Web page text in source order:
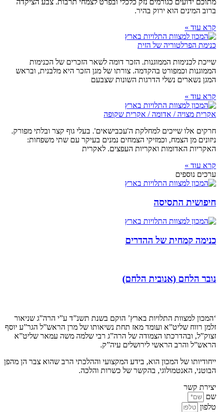
מתוכם ידועים כגורמים נזק כלכלי ובפרט לצמחי תרבות. צבע הציקדה
ברוב המינים הוא ירוק בהיר.
קרא עוד »
כנימת הפרלטוריה של הזית
שייכת לכנימות הממוגנות. הזכר דומה לשאר הזכרים של הכנימות
הממוגנות וכמפורט בהקדמה. צורתו של מגן הזכר היא מלבנית, ובראש
המגן נשארים נשלי הדרגות השונות שצבעם
קרא עוד »
אקרית מצויה / אדומה / אקרית שקופה
חרקים אלו שייכים למחלקת ה'עכבישאים'. בעלי גוף קצר ובלתי מפורק.
ניזונים מן הצמח, וכמזיקי הצמחים נמנים בעיקר עם שתי משפחות:
האקריות האדומות ואקריות העפצים. לאקרית
קרא עוד »
ערכים נוספים
חיפושית התסיסה
כנימה קמחית של ההדרים
נובר הלחם (אנובית הלחם)
‘המכון למצוות התלויות בארץ’ הוקם בשנת תשנ”ד ע”י הרה”ג שניאור
זלמן רווח שליט”א ועומד מאז תחת נשיאותו של מרן הראש”ל הגר”ע יוסף
זצוק”ל, ובהדרכתו הצמודה של הרה”ג רבי שלמה משה עמאר שליט”א
הראש”ל והרב הראשי לירושלים עיה”ק.
ייחודיותו של המכון הוא, בידע המקצועי וההלכתי הרב שהוא צבר הן מהפן
הבוטני, האנטמולוגי, בהקשר של כשרות והלכה.
יצירת קשר
שם
טלפון